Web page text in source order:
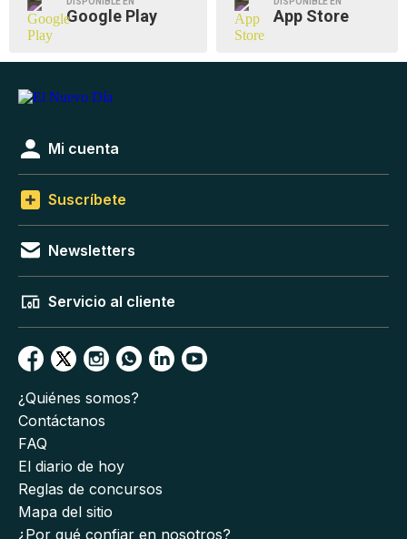
Google Play App Store
Mi cuenta
Suscríbete
Newsletters
Servicio al cliente
¿Quiénes somos?
Contáctanos
FAQ
El diario de hoy
Reglas de concursos
Mapa del sitio
¿Por qué confiar en nosotros?